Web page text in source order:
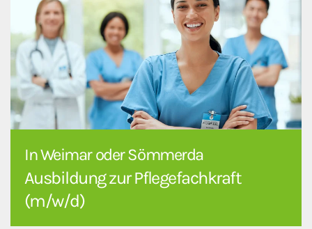
In Weimar oder Sömmerda
Ausbildung zur Pflegefachkraft
(m/w/d)